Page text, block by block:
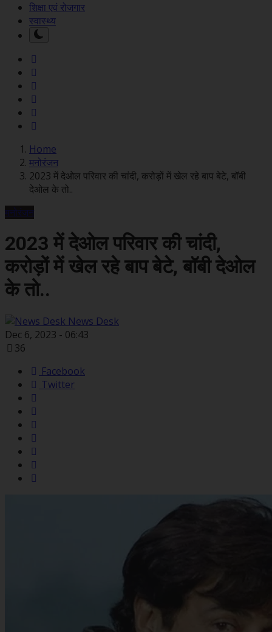
शिक्षा एवं रोजगार
स्वास्थ्य
Home
मनोरंजन
2023 में देओल परिवार की चांदी, करोड़ों में खेल रहे बाप बेटे, बॉबी
देओल के तो..
मनोरंजन
2023 में देओल परिवार की चांदी,
करोड़ों में खेल रहे बाप बेटे, बॉबी देओल
के तो..
News Desk
Dec 6, 2023 - 06:43
36
Facebook
Twitter